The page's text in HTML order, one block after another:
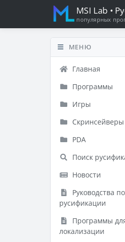
MSI Lab •
популярных
МЕНЮ
Главная
Программы
Игры
Скринсейверы
PDA
Поиск
Новости
Руководства по
русификации
Программы
локализации